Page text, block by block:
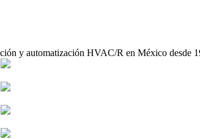
y automatización HVAC/R en México desde